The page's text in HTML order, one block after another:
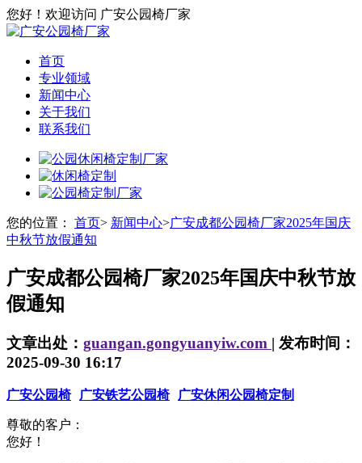
您好！欢迎访问 广安公园椅厂家
首页
专业领域
新闻中心
关于我们
联系我们
您的位置： 首页> 新闻中心>广安成都公园椅厂家2025年国庆
中秋节放假通知
广安成都公园椅厂家2025年国庆中秋节放
假通知
文章出处： guangan.gongyuanyiw.com | 发布时间：
2025-09-30 16:17
广安公园椅 广安铁艺公园椅 广安休闲公园椅定制
尊敬的客户：
您好！